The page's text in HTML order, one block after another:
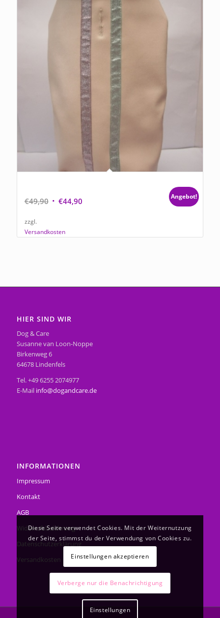
€49,90 Ursprünglicher
€49,90
€44,90Aktueller
€44,90.
Angebot!
zzgl.
Versandkosten
HIER SIND WIR
Dog & Care
Susanne van Loon-Noppe
Birkenweg 6
64678 Lindenfels
Tel. +49 6255 2074977
E-Mail info@dogandcare.de
INFORMATIONEN
Impressum
Kontakt
AGB
Widerrufsbelehrung
Datenschutzerklärung
Versandkosten
Diese Seite verwendet Cookies. Mit der Weiternutzung
der Seite, stimmst du der Verwendung von Cookies zu.
Einstellungen akzeptieren
Verberge nur die Benachrichtigung
Einstellungen